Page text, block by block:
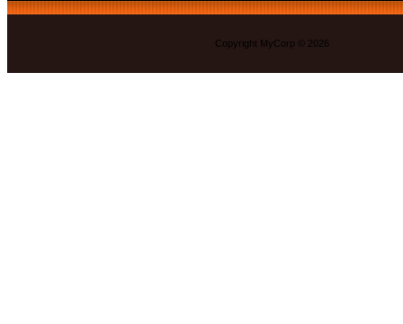
Copyright MyCorp © 2026